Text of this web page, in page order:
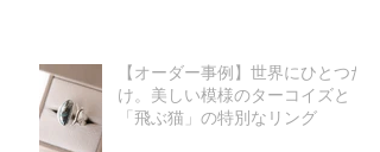
【オーダー事例】世界にひとつだ
け。美しい模様のターコイズと
「飛ぶ猫」の特別なリング